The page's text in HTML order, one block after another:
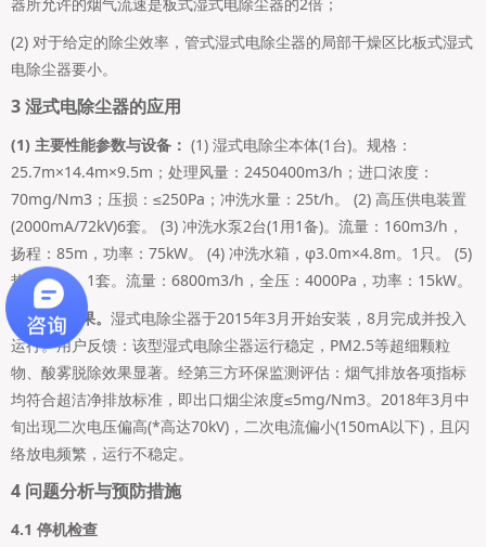
(2) 对于给定的除尘效率，管式湿式电除尘器的局部干燥区比板式湿式
电除尘器要小。
3 湿式电除尘器的应用
(1) 主要性能参数与设备： (1) 湿式电除尘本体(1台)。规格：
25.7m×14.4m×9.5m；处理风量：2450400m3/h；进口浓度：
70mg/Nm3；压损：≤250Pa；冲洗水量：25t/h。 (2) 高压供电装置
(2000mA/72kV)6套。 (3) 冲洗水泵2台(1用1备)。流量：160m3/h，
扬程：85m，功率：75kW。 (4) 冲洗水箱，φ3.0m×4.8m。1只。 (5)
热风风机，1套。流量：6800m3/h，全压：4000Pa，功率：15kW。
(2) 运行效果。 湿式电除尘器于2015年3月开始安装，8月完成并投入
运行。用户反馈：该型湿式电除尘器运行稳定，PM2.5等超细颗粒
物、酸雾脱除效果显著。经第三方环保监测评估：烟气排放各项指标
均符合超洁净排放标准，即出口烟尘浓度≤5mg/Nm3。2018年3月中
旬出现二次电压偏高(*高达70kV)，二次电流偏小(150mA以下)，且闪
络放电频繁，运行不稳定。
4 问题分析与预防措施
4.1 停机检查